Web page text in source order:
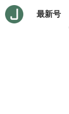
最新号